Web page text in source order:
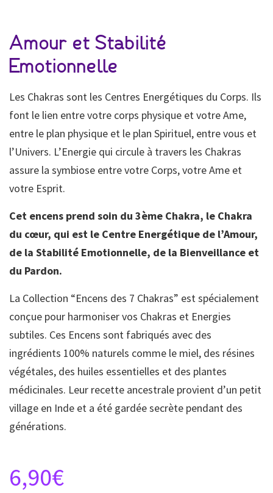
Amour et Stabilité
Emotionnelle
Les Chakras sont les Centres Energétiques du Corps. Ils
font le lien entre votre corps physique et votre Ame,
entre le plan physique et le plan Spirituel, entre vous et
l’Univers. L’Energie qui circule à travers les Chakras
assure la symbiose entre votre Corps, votre Ame et
votre Esprit.
Cet encens prend soin du 3ème Chakra, le Chakra
du cœur, qui est le Centre Energétique de l’Amour,
de la Stabilité Emotionnelle, de la Bienveillance et
du Pardon.
La Collection “Encens des 7 Chakras” est spécialement
conçue pour harmoniser vos Chakras et Energies
subtiles. Ces Encens sont fabriqués avec des
ingrédients 100% naturels comme le miel, des résines
végétales, des huiles essentielles et des plantes
médicinales. Leur recette ancestrale provient d’un petit
village en Inde et a été gardée secrète pendant des
générations.
6,90€